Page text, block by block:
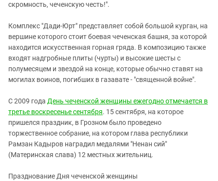
скромность, чеченскую честь!".
Комплекс "Дади-Юрт" представляет собой большой курган, на
вершине которого стоит боевая чеченская башня, за которой
находится искусственная горная гряда. В композицию также
входят надгробные плиты (чурты) и высокие шесты с
полумесяцем и звездой на конце, которые обычно ставят на
могилах воинов, погибших в газавате - "священной войне".
С 2009 года День чеченской женщины ежегодно отмечается в
третье воскресенье сентября. 15 сентября, на которое
пришелся праздник, в Грозном было проведено
торжественное собрание, на котором глава республики
Рамзан Кадыров наградил медалями "Ненан сий"
(Материнская слава) 12 местных жительниц.
Празднование Дня чеченской женщины